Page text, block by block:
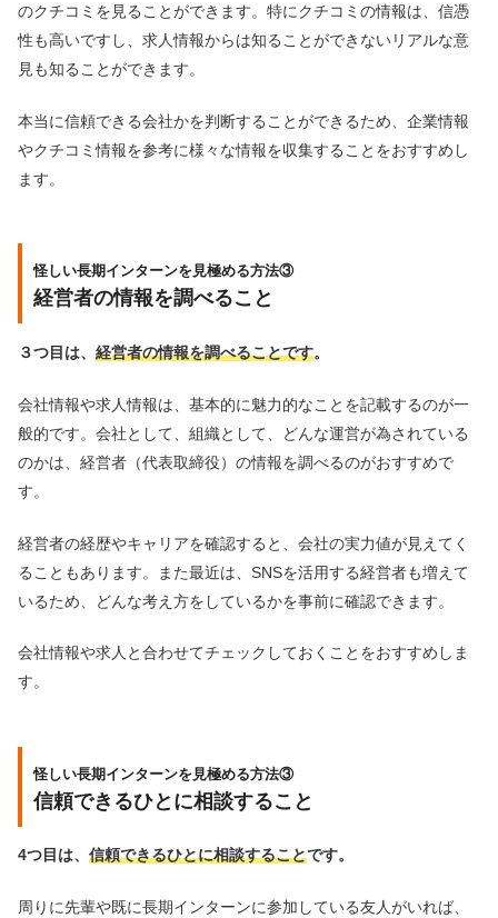
のクチコミを見ることができます。特にクチコミの情報は、信憑
性も高いですし、求人情報からは知ることができないリアルな意
見も知ることができます。
本当に信頼できる会社かを判断することができるため、企業情報
やクチコミ情報を参考に様々な情報を収集することをおすすめし
ます。
怪しい長期インターンを見極める方法③
経営者の情報を調べること
３つ目は、 経営者の情報を調べることです。
会社情報や求人情報は、基本的に魅力的なことを記載するのが一
般的です。会社として、組織として、どんな運営が為されている
のかは、経営者（代表取締役）の情報を調べるのがおすすめで
す。
経営者の経歴やキャリアを確認すると、会社の実力値が見えてく
ることもあります。また最近は、SNSを活用する経営者も増えて
いるため、どんな考え方をしているかを事前に確認できます。
会社情報や求人と合わせてチェックしておくことをおすすめしま
す。
怪しい長期インターンを見極める方法③
信頼できるひとに相談すること
4つ目は、 信頼できるひとに相談することです。
周りに先輩や既に長期インターンに参加している友人がいれば、